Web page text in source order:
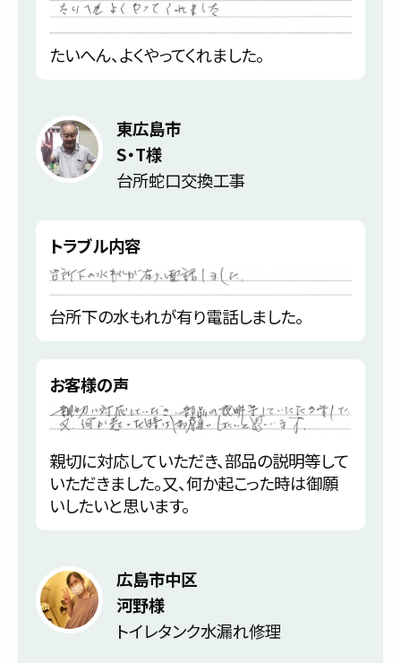
たいへん、よくやってくれました。
東広島市
S・T様
台所蛇口交換工事
トラブル内容
台所下の水もれが有り電話しました。
お客様の声
親切に対応していただき、部品の説明等して
いただきました。又、何か起こった時は御願
いしたいと思います。
広島市中区
河野様
トイレタンク水漏れ修理